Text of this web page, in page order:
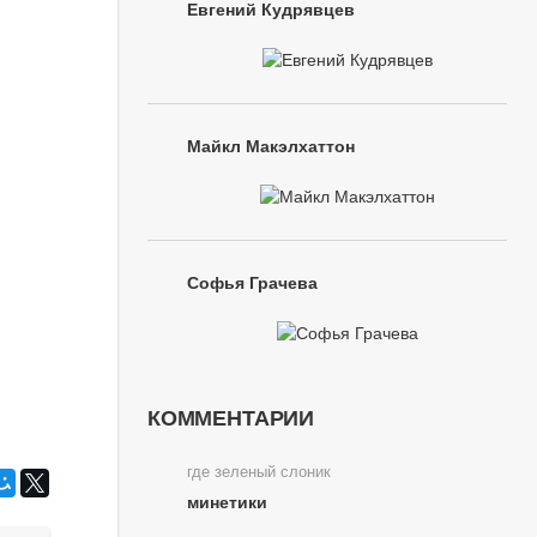
Евгений Кудрявцев
Майкл Макэлхаттон
Софья Грачева
КОММЕНТАРИИ
где зеленый слоник
минетики